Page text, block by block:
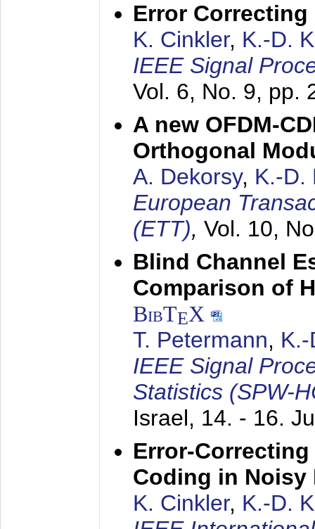
Error
K. Cinkler, K.-D.
IEEE Signal
Vol. 6, No. 9, pp.
A new OFDM-
Orthogonal
A. Dekorsy, K.-D.
European
(ETT), Vol. 10,
Blind Channel
Comparison of
BibTEX
T. Petermann,
IEEE Signal
Statistics (SPW-
Israel, 14. - 16.
Error-
Coding in Noisy
K. Cinkler, K.-D.